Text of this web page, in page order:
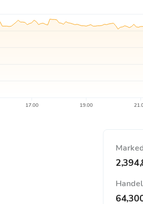
17.00 19.00